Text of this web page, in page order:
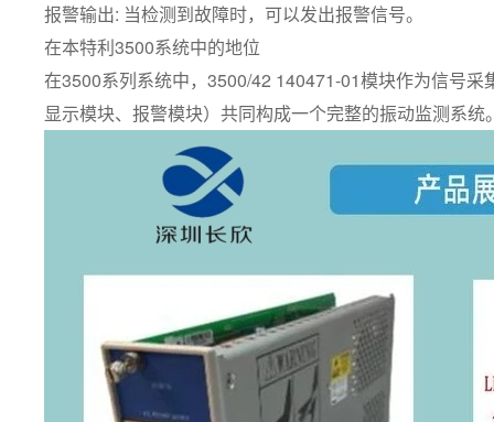
报警输出: 当检测到故障时，可以发出报警信号。
在本特利3500系统中的地位
在3500系列系统中，3500/42 140471-01模块作为信号
显示模块、报警模块）共同构成一个完整的振动监测系统